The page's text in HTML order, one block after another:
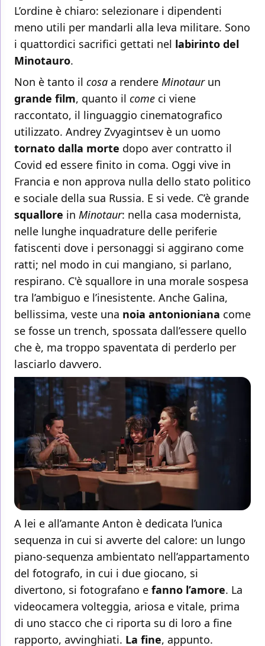
L’ordine è chiaro: selezionare i dipendenti
meno utili per mandarli alla leva militare. Sono
i quattordici sacrifici gettati nel labirinto del
Minotauro.
Non è tanto il cosa a rendere Minotaurun
grande film, quanto il come ci viene
raccontato, il linguaggio cinematografico
utilizzato. Andrey Zvyagintsev è un uomo
tornato dalla morte dopo aver contratto il
Covid ed essere finito in coma. Oggi vive in
Francia e non approva nulla dello stato politico
e sociale della sua Russia. E si vede. C’è grande
squallore in Minotaur: nella casa modernista,
nelle lunghe inquadrature delle periferie
fatiscenti dove i personaggi si aggirano come
ratti; nel modo in cui mangiano, si parlano,
respirano. C'è squallore in una morale sospesa
tra l’ambiguo e l’inesistente. Anche Galina,
bellissima, veste una noia antonioniana come
se fosse un trench, spossata dall’essere quello
che è, ma troppo spaventata di perderlo per
lasciarlo davvero.
A lei e all’amante Anton è dedicata l’unica
sequenza in cui si avverte del calore: un lungo
piano-sequenza ambientato nell’appartamento
del fotografo, in cui i due giocano, si
divertono, si fotografano e fanno l’amore. La
videocamera volteggia, ariosa e vitale, prima
di uno stacco che ci riporta su di loro a fine
rapporto, avvinghiati. La fine, appunto.